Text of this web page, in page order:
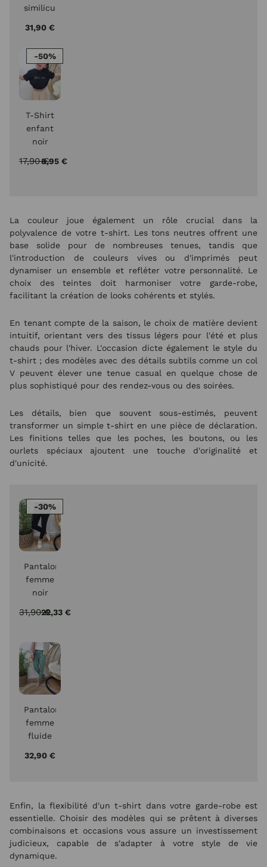
similicuir
foncé
skinny
31,90 €
T-Shirt
enfant
noir
rock
17,90 €8,95 €
-50%
La couleur joue également un rôle crucial dans la
polyvalence de votre t-shirt. Les tons neutres offrent une
base solide pour de nombreuses tenues, tandis que
l'introduction de couleurs vives ou d'imprimés peut
dynamiser un ensemble et refléter votre personnalité. Le
choix des teintes doit harmoniser votre garde-robe,
facilitant la création de looks cohérents et stylés.
En tenant compte de la saison, le choix de matière devient
intuitif, orientant vers des tissus légers pour l'été et plus
chauds pour l'hiver. L'occasion dicte également le style du
t-shirt ; des modèles avec des détails subtils comme un col
V peuvent élever une tenue casual en quelque chose de
plus sophistiqué pour des rendez-vous ou des soirées.
Les détails, bien que souvent sous-estimés, peuvent
transformer un simple t-shirt en une pièce de déclaration.
Les finitions telles que les poches, les boutons, ou les
ourlets spéciaux ajoutent une touche d'originalité et
d'unicité.
Pantalon
femme
noir
31,90 €22,33 €
-30%
Pantalon
femme
fluide
bag
poches
à
volants
32,90 €
Enfin, la flexibilité d'un t-shirt dans votre garde-robe est
essentielle. Choisir des modèles qui se prêtent à diverses
combinaisons et occasions vous assure un investissement
judicieux, capable de s'adapter à votre style de vie
dynamique.